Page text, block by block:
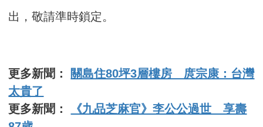
出，敬請準時鎖定。
更多新聞：
關島住80坪3層樓房 庹宗康：台灣
太貴了
更多新聞：
《九品芝麻官》李公公過世 享壽